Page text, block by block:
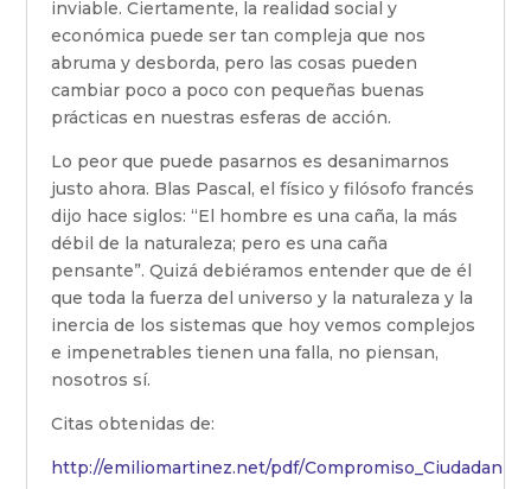
inviable. Ciertamente, la realidad social y
económica puede ser tan compleja que nos
abruma y desborda, pero las cosas pueden
cambiar poco a poco con pequeñas buenas
prácticas en nuestras esferas de acción.
Lo peor que puede pasarnos es desanimarnos
justo ahora. Blas Pascal, el físico y filósofo francés
dijo hace siglos: “El hombre es una caña, la más
débil de la naturaleza; pero es una caña
pensante”. Quizá debiéramos entender que de él
que toda la fuerza del universo y la naturaleza y la
inercia de los sistemas que hoy vemos complejos
e impenetrables tienen una falla, no piensan,
nosotros sí.
Citas obtenidas de:
http://emiliomartinez.net/pdf/